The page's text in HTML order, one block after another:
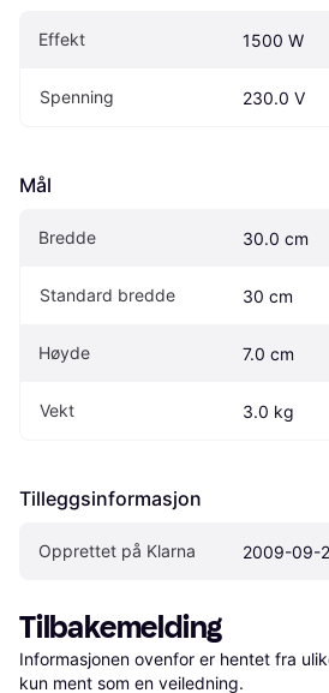
Effekt 1500 W
Spenning 230.0 V
Mål
Bredde 30.0 cm
Standard bredde 30 cm
Høyde 7.0 cm
Vekt 3.0 kg
Tilleggsinformasjon
Opprettet på Klarna 2009-09-
Tilbakemelding
Informasjonen ovenfor er hentet fra
kun ment som en veiledning.